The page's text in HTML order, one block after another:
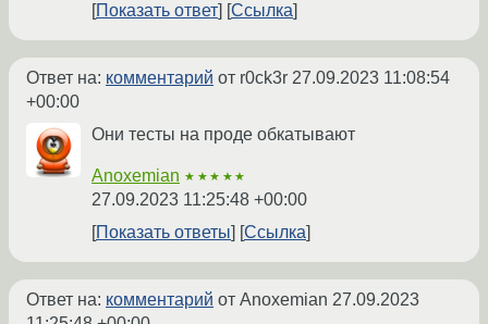
Показать ответ Ссылка
Ответ на: комментарий от r0ck3r 27.09.2023 11:08:54
+00:00
Они тесты на проде обкатывают
Anoxemian ★★★★★
27.09.2023 11:25:48 +00:00
Показать ответы
Ссылка
Ответ на: комментарий от Anoxemian 27.09.2023